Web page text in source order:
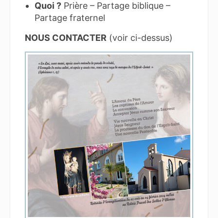
Quoi ? Prière – Partage biblique –
Partage fraternel
NOUS CONTACTER (voir ci-dessus)